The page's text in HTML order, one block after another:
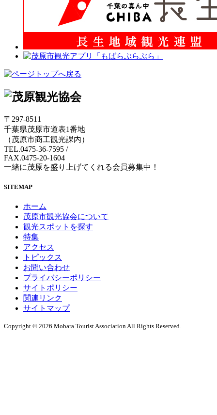
〒297-8511
千葉県茂原市道表1番地
（茂原市商工観光課内）
TEL.0475-36-7595 /
FAX.0475-20-1604
一緒に茂原を盛り上げてくれる会員募集中！
SITEMAP
ホーム
茂原市観光協会について
観光スポットを探す
特集
アクセス
トピックス
お問い合わせ
プライバシーポリシー
サイトポリシー
関連リンク
サイトマップ
Copyright © 2026 Mobara Tourist Association All Rights Reserved.